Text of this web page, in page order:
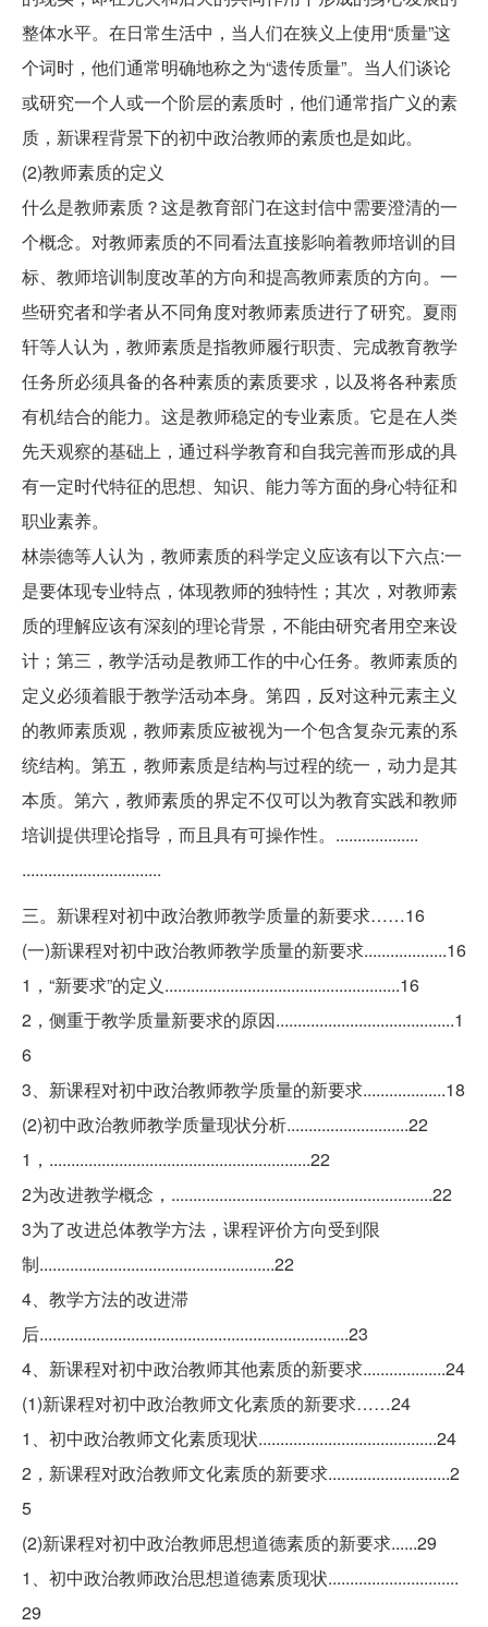
整体水平。在日常生活中，当人们在狭义上使用“质量”这
个词时，他们通常明确地称之为“遗传质量”。当人们谈论
或研究一个人或一个阶层的素质时，他们通常指广义的素
质，新课程背景下的初中政治教师的素质也是如此。
(2)教师素质的定义
什么是教师素质？这是教育部门在这封信中需要澄清的一
个概念。对教师素质的不同看法直接影响着教师培训的目
标、教师培训制度改革的方向和提高教师素质的方向。一
些研究者和学者从不同角度对教师素质进行了研究。夏雨
轩等人认为，教师素质是指教师履行职责、完成教育教学
任务所必须具备的各种素质的素质要求，以及将各种素质
有机结合的能力。这是教师稳定的专业素质。它是在人类
先天观察的基础上，通过科学教育和自我完善而形成的具
有一定时代特征的思想、知识、能力等方面的身心特征和
职业素养。
林崇德等人认为，教师素质的科学定义应该有以下六点:一
是要体现专业特点，体现教师的独特性；其次，对教师素
质的理解应该有深刻的理论背景，不能由研究者用空来设
计；第三，教学活动是教师工作的中心任务。教师素质的
定义必须着眼于教学活动本身。第四，反对这种元素主义
的教师素质观，教师素质应被视为一个包含复杂元素的系
统结构。第五，教师素质是结构与过程的统一，动力是其
本质。第六，教师素质的界定不仅可以为教育实践和教师
培训提供理论指导，而且具有可操作性。...................
................................
三。新课程对初中政治教师教学质量的新要求……16
(一)新课程对初中政治教师教学质量的新要求...................16
1，“新要求”的定义......................................................16
2，侧重于教学质量新要求的原因.........................................1
6
3、新课程对初中政治教师教学质量的新要求...................18
(2)初中政治教师教学质量现状分析............................22
1，............................................................22
2为改进教学概念，............................................................22
3为了改进总体教学方法，课程评价方向受到限
制......................................................22
4、教学方法的改进滞
后.......................................................................23
4、新课程对初中政治教师其他素质的新要求...................24
(1)新课程对初中政治教师文化素质的新要求……24
1、初中政治教师文化素质现状.........................................24
2，新课程对政治教师文化素质的新要求............................2
5
(2)新课程对初中政治教师思想道德素质的新要求......29
1、初中政治教师政治思想道德素质现状..............................
29